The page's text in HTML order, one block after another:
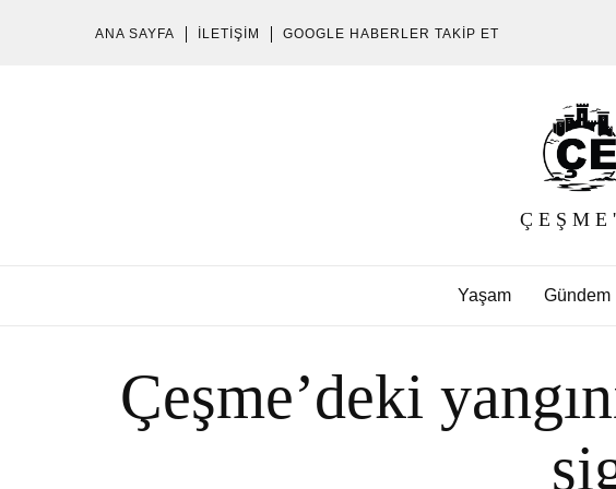
ANA SAYFA İLETIŞIM GOOGLE HABERLER TAKIP ET
Yaşam Gündem
Çeşme’deki